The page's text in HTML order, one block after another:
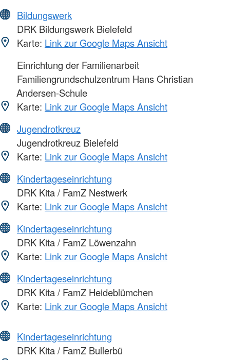
Bildungswerk
DRK Bildungswerk Bielefeld
Karte: Link zur Google Maps Ansicht
Einrichtung der Familienarbeit
Familiengrundschulzentrum Hans Christian
Andersen-Schule
Karte: Link zur Google Maps Ansicht
Jugendrotkreuz
Jugendrotkreuz Bielefeld
Karte: Link zur Google Maps Ansicht
Kindertageseinrichtung
DRK Kita / FamZ Nestwerk
Karte: Link zur Google Maps Ansicht
Kindertageseinrichtung
DRK Kita / FamZ Löwenzahn
Karte: Link zur Google Maps Ansicht
Kindertageseinrichtung
DRK Kita / FamZ Heideblümchen
Karte: Link zur Google Maps Ansicht
Kindertageseinrichtung
DRK Kita / FamZ Bullerbü